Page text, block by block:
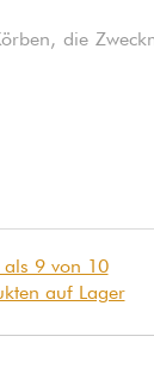
die
als 9 von 10
auf Lager